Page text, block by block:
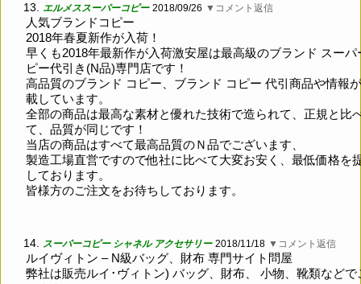
13. エルメススーパーコピー 2018/09/26 ▼コメント返信
人気ブランドコピー
2018年春夏新作が入荷！
早くも2018年最新作が入荷激安屋は最高級のブランド スーパ
ピー代引き(N品)専門店です！
高品質のブランド コピー、ブランド コピー 代引商品や情報
載しています。
全部の商品は最高な素材と優れた技術で造られて、正規と比
て、品質が同じです！
当店の商品はすべて最高品質のＮ品でございます、
製造工場直営ですので他社に比べて大変お安く、最低価格を
しております。
皆様方のご注文をお待ちしております。
14. スーパーコピー シャネル アクセサリー 2018/11/18 ▼コメント返信
ルイヴィトン – N級バッグ、財布 専門サイト問屋
弊社は販売ルイ･ヴィトン) バッグ、財布、 小物、靴類などで